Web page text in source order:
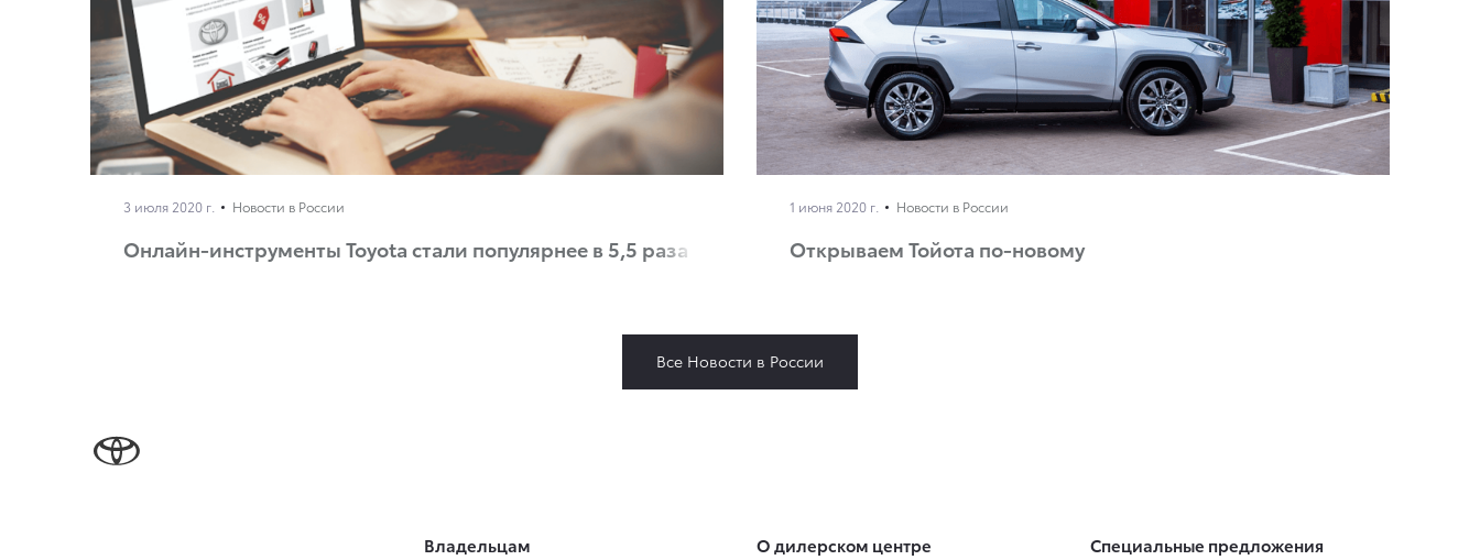
3 июля 2020 г. Новости в России
Онлайн-инструменты Toyota стали популярнее в 5,5 раза
1 июня 2020 г. Новости в России
Открываем Тойота по-новому
Все Новости в России
Владельцам О дилерском центре Специальные предложения